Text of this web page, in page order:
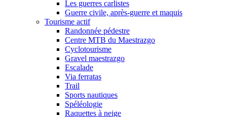
Les guerres carlistes
Guerre civile, après-guerre et maquis
Tourisme actif
Randonnée pédestre
Centre MTB du Maestrazgo
Cyclotourisme
Gravel maestrazgo
Escalade
Via ferratas
Trail
Sports nautiques
Spéléologie
Raquettes à neige